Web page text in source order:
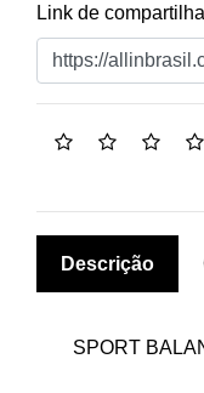
Link de
Descrição
SPORT